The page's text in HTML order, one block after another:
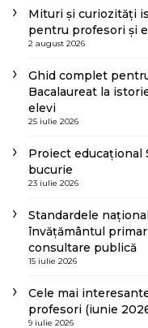
Mituri și curiozități
pentru profesori și
2 august 2026
Ghid complet
Bacalaureat la
elevi
25 iulie 2026
Proiect educațional
bucurie
23 iulie 2026
Standardele
învățământul
consultare publică
15 iulie 2026
Cele mai
profesori (iunie
9 iulie 2026